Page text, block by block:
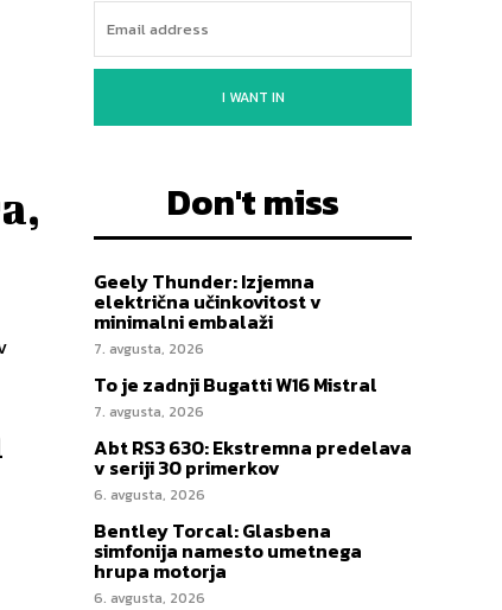
I WANT IN
Don't miss
Geely Thunder: Izjemna
električna učinkovitost v
minimalni embalaži
7. avgusta, 2026
To je zadnji Bugatti W16 Mistral
7. avgusta, 2026
Abt RS3 630: Ekstremna predelava
v seriji 30 primerkov
6. avgusta, 2026
Bentley Torcal: Glasbena
simfonija namesto umetnega
hrupa motorja
6. avgusta, 2026